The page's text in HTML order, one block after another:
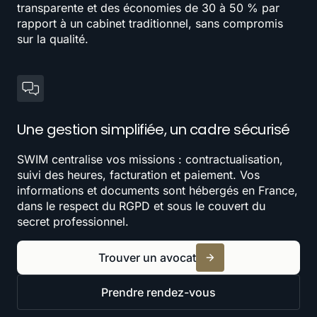
transparente et des économies de 30 à 50 % par
rapport à un cabinet traditionnel, sans compromis
sur la qualité.
Une gestion simplifiée, un cadre sécurisé
SWIM centralise vos missions : contractualisation,
suivi des heures, facturation et paiement. Vos
informations et documents sont hébergés en France,
dans le respect du RGPD et sous le couvert du
secret professionnel.
Trouver un avocat
Prendre rendez-vous